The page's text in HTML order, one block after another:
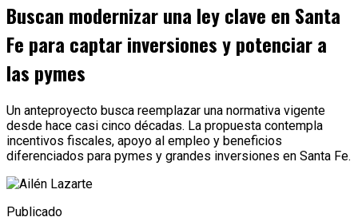
Buscan modernizar una ley clave en Santa
Fe para captar inversiones y potenciar a
las pymes
Un anteproyecto busca reemplazar una normativa vigente
desde hace casi cinco décadas. La propuesta contempla
incentivos fiscales, apoyo al empleo y beneficios
diferenciados para pymes y grandes inversiones en Santa Fe.
Publicado